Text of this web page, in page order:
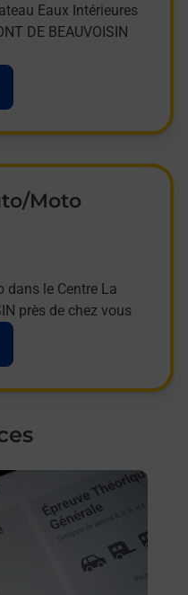
Eaux Intérieures
DE BEAUVOISIN
Moto
dans le Centre La
près de chez vous